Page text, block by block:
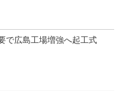
で広島工場増強へ起工式